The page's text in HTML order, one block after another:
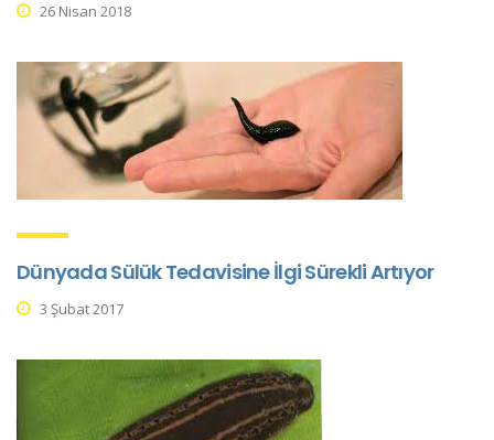
26 Nisan 2018
Dünyada Sülük Tedavisine İlgi Sürekli Artıyor
3 Şubat 2017